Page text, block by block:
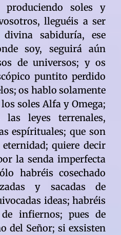
produciendo soles y
lleguéis a ser
sabiduría, ese
soy, seguirá aún
de universos; y os
puntito perdido
os hablo solamente
soles Alfa y Omega;
leyes terrenales,
espírituales; que son
quiere decir
la senda imperfecta
habréis cosechado
y sacadas de
ideas; habréis
infiernos; pues de
del Señor; si exsisten